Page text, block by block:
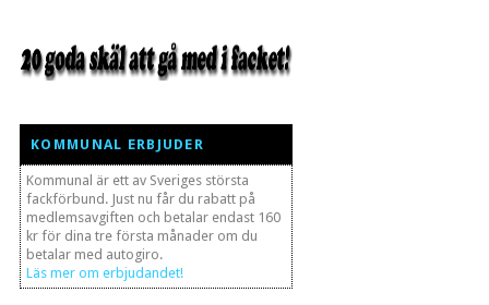
KOMMUNAL ERBJUDER
Kommunal är ett av Sveriges största
fackförbund. Just nu får du rabatt på
medlemsavgiften och betalar endast 160
kr för dina tre första månader om du
betalar med autogiro.
Läs mer om erbjudandet!